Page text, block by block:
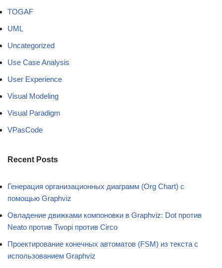
TOGAF
UML
Uncategorized
Use Case Analysis
User Experience
Visual Modeling
Visual Paradigm
VPasCode
Recent Posts
Генерация организационных диаграмм (Org Chart) с
помощью Graphviz
Овладение движками компоновки в Graphviz: Dot против
Neato против Twopi против Circo
Проектирование конечных автоматов (FSM) из текста с
использованием Graphviz